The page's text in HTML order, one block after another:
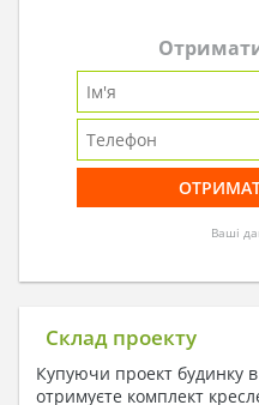
Ваші
Склад проекту
Купуючи проект будинку в
отримуєте комплект